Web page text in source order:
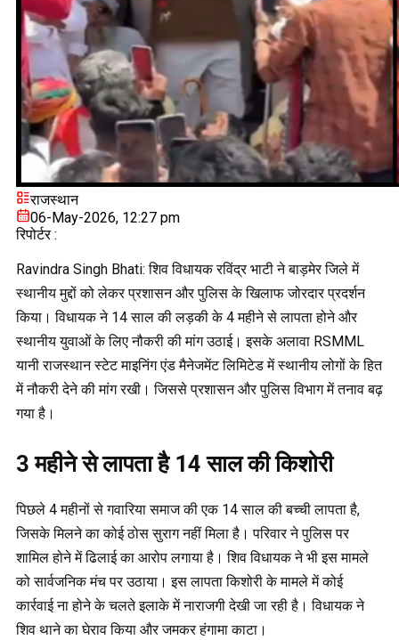
राजस्थान
06-May-2026, 12:27 pm
रिपोर्टर :
Ravindra Singh Bhati: शिव विधायक रविंद्र भाटी ने बाड़मेर जिले में
स्थानीय मुद्दों को लेकर प्रशासन और पुलिस के खिलाफ जोरदार प्रदर्शन
किया। विधायक ने 14 साल की लड़की के 4 महीने से लापता होने और
स्थानीय युवाओं के लिए नौकरी की मांग उठाई। इसके अलावा RSMML
यानी राजस्थान स्टेट माइनिंग एंड मैनेजमेंट लिमिटेड में स्थानीय लोगों के हित
में नौकरी देने की मांग रखी। जिससे प्रशासन और पुलिस विभाग में तनाव बढ़
गया है।
3 महीने से लापता है 14 साल की किशोरी
पिछले 4 महीनों से गवारिया समाज की एक 14 साल की बच्ची लापता है,
जिसके मिलने का कोई ठोस सुराग नहीं मिला है। परिवार ने पुलिस पर
शामिल होने में ढिलाई का आरोप लगाया है। शिव विधायक ने भी इस मामले
को सार्वजनिक मंच पर उठाया। इस लापता किशोरी के मामले में कोई
कार्रवाई ना होने के चलते इलाके में नाराजगी देखी जा रही है। विधायक ने
शिव थाने का घेराव किया और जमकर हंगामा काटा।